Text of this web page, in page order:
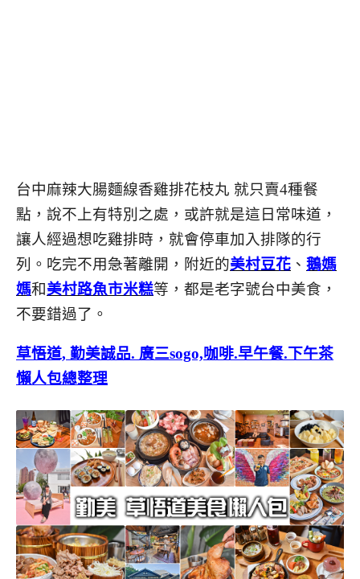
台中麻辣大腸麵線香雞排花枝丸 就只賣4種餐
點，說不上有特別之處，或許就是這日常味道，
讓人經過想吃雞排時，就會停車加入排隊的行
列。吃完不用急著離開，附近的美村豆花 、 鵝媽
媽和美村路魚市米糕等，都是老字號台中美食，
不要錯過了。
草悟道, 勤美誠品. 廣三sogo,咖啡.早午餐.下午茶
懶人包總整理